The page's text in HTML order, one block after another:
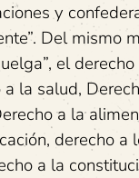
y
Del mismo
el
la salud,
a la
derecho a
a la